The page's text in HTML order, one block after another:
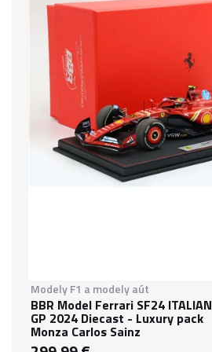
Modely F1 a modely aút
BBR Model Ferrari SF24 ITALIAN
GP 2024 Diecast - Luxury pack
Monza Carlos Sainz